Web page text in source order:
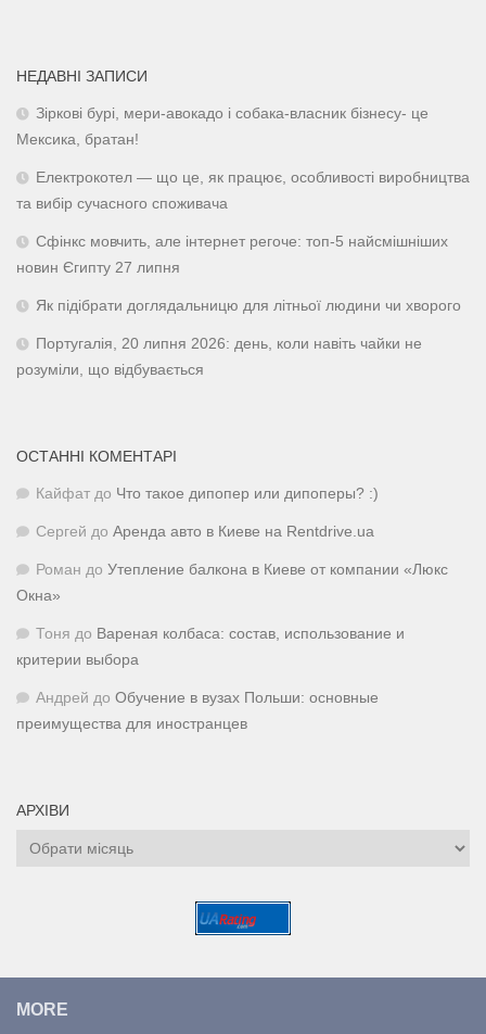
НЕДАВНІ ЗАПИСИ
Зіркові бурі, мери-авокадо і собака-власник бізнесу- це
Мексика, братан!
Електрокотел — що це, як працює, особливості виробництва
та вибір сучасного споживача
Сфінкс мовчить, але інтернет регоче: топ-5 найсмішніших
новин Єгипту 27 липня
Як підібрати доглядальницю для літньої людини чи хворого
Португалія, 20 липня 2026: день, коли навіть чайки не
розуміли, що відбувається
ОСТАННІ КОМЕНТАРІ
Кайфат до Что такое дипопер или дипоперы? :)
Сергей до Аренда авто в Киеве на Rentdrive.ua
Роман до Утепление балкона в Киеве от компании «Люкс
Окна»
Тоня до Вареная колбаса: состав, использование и
критерии выбора
Андрей до Обучение в вузах Польши: основные
преимущества для иностранцев
АРХІВИ
Архіви
MORE